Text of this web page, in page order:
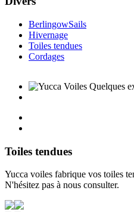
BerlingowSails
Hivernage
Toiles tendues
Cordages
Toiles tendues
Yucca voiles fabrique vos toiles
N'hésitez pas à nous consulter.